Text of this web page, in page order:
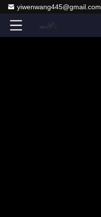
yiwenwang445@gmail.com